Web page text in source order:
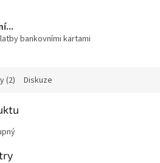
bankovními kartami
(2) Diskuze